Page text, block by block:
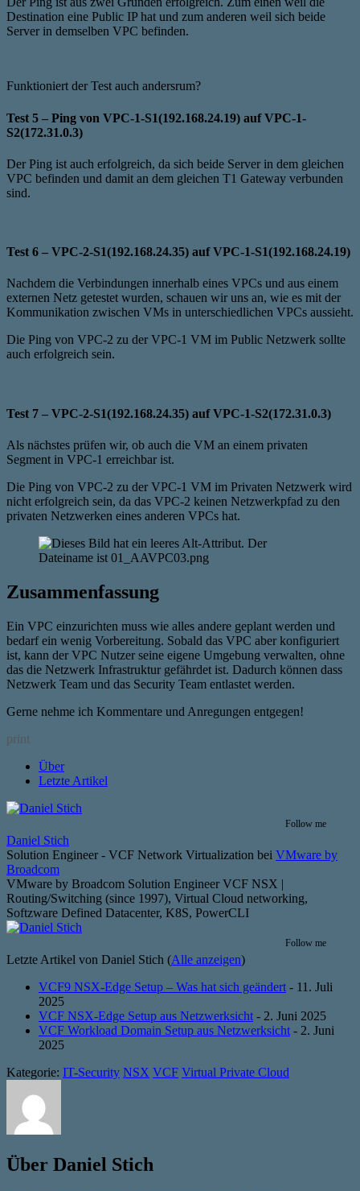
Destination eine Public IP hat und zum anderen weil sich beide
Server in demselben VPC befinden.
Funktioniert der Test auch andersrum?
Test 5 – Ping von VPC-1-S1(192.168.24.19) auf VPC-1-
S2(172.31.0.3)
Der Ping ist auch erfolgreich, da sich beide Server in dem gleichen
VPC befinden und damit an dem gleichen T1 Gateway verbunden
sind.
Test 6 – VPC-2-S1(192.168.24.35) auf VPC-1-S1(192.168.24.19)
Nachdem die Verbindungen innerhalb eines VPCs und aus einem
externen Netz getestet wurden, schauen wir uns an, wie es mit der
Kommunikation zwischen VMs in unterschiedlichen VPCs aussieht.
Die Ping von VPC-2 zu der VPC-1 VM im Public Netzwerk sollte
auch erfolgreich sein.
Test 7 – VPC-2-S1(192.168.24.35) auf VPC-1-S2(172.31.0.3)
Als nächstes prüfen wir, ob auch die VM an einem privaten
Segment in VPC-1 erreichbar ist.
Die Ping von VPC-2 zu der VPC-1 VM im Privaten Netzwerk wird
nicht erfolgreich sein, da das VPC-2 keinen Netzwerkpfad zu den
privaten Netzwerken eines anderen VPCs hat.
Zusammenfassung
Ein VPC einzurichten muss wie alles andere geplant werden und
bedarf ein wenig Vorbereitung. Sobald das VPC aber konfiguriert
ist, kann der VPC Nutzer seine eigene Umgebung verwalten, ohne
das die Netzwerk Infrastruktur gefährdet ist. Dadurch können dass
Netzwerk Team und das Security Team entlastet werden.
Gerne nehme ich Kommentare und Anregungen entgegen!
print
Über
Letzte Artikel
Follow me
Daniel Stich
Solution Engineer - VCF Network Virtualization bei VMware by
Broadcom
VMware by Broadcom Solution Engineer VCF NSX |
Routing/Switching (since 1997), Virtual Cloud networking,
Softzware Defined Datacenter, K8S, PowerCLI
Follow me
Letzte Artikel von Daniel Stich (Alle anzeigen)
VCF9 NSX-Edge Setup – Was hat sich geändert - 11. Juli
2025
VCF NSX-Edge Setup aus Netzwerksicht - 2. Juni 2025
VCF Workload Domain Setup aus Netzwerksicht - 2. Juni
2025
Kategorie: IT-Security NSX VCF Virtual Private Cloud
Über Daniel Stich